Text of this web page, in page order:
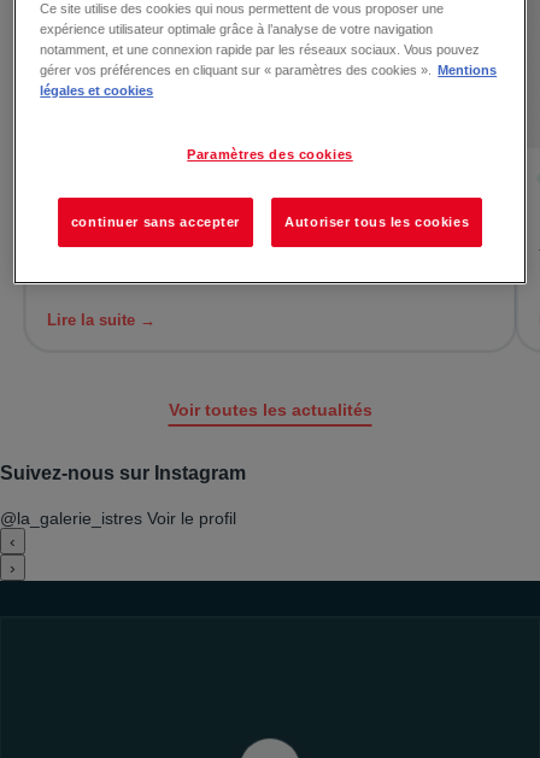
La Braderie
La Braderie arrive pour la première fois à la galerie ! Pour
la première fois, la galerie organise sa Braderie !
Rendez...
Lire la suite →
Voir toutes les actualités
Suivez-nous sur Instagram
@la_galerie_istres Voir le profil
‹
›
Ce site utilise des cookies qui nous permettent de vous proposer une
expérience utilisateur optimale grâce à l’analyse de votre navigation
notamment, et une connexion rapide par les réseaux sociaux. Vous pouvez
gérer vos préférences en cliquant sur « paramètres des cookies ».
Mentions
légales et cookies
Paramètres des cookies
continuer sans accepter Autoriser tous les cookies